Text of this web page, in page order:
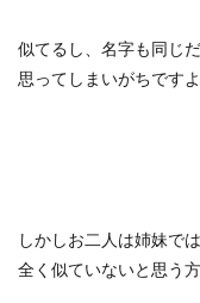
似てるし、名字も同じ
思ってしまいがちですよ
しかしお二人は姉妹で
全く似ていないと思う